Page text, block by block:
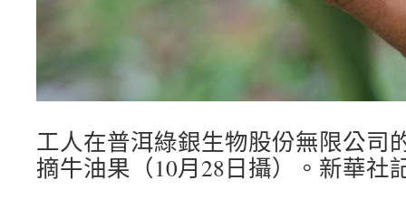
工人在普洱綠銀生物股份無限公司
摘牛油果（10月28日攝）。新華社